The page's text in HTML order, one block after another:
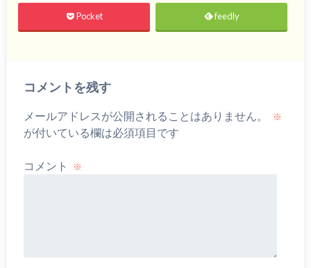
Pocket feedly
コメントを残す
メールアドレスが公開されることはありません。 ※
が付いている欄は必須項目です
コメント ※